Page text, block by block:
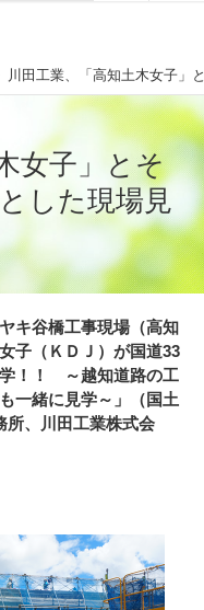
川田工業、「高知土木女子」
女子」とそ
した現場見
キ谷橋工事現場（高知
子（ＫＤＪ）が国道33
！！ ～越知道路の工
一緒に見学～」（国土
所、川田工業株式会